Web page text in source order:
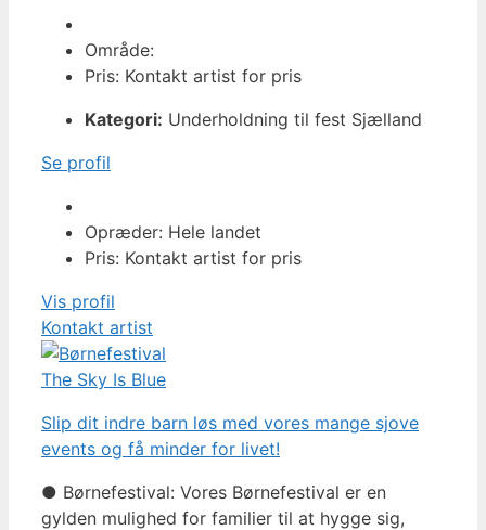
Område:
Pris: Kontakt artist for pris
Kategori: Underholdning til fest Sjælland
Se profil
Opræder: Hele landet
Pris: Kontakt artist for pris
Vis profil
Kontakt artist
The Sky Is Blue
Slip dit indre barn løs med vores mange sjove
events og få minder for livet!
● Børnefestival: Vores Børnefestival er en
gylden mulighed for familier til at hygge sig,